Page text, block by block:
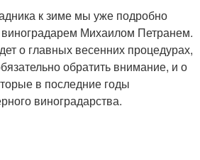
к зиме мы уже подробно
Михаилом Петранем.
о главных весенних процедурах,
обратить внимание, и о
в последние годы
виноградарства.